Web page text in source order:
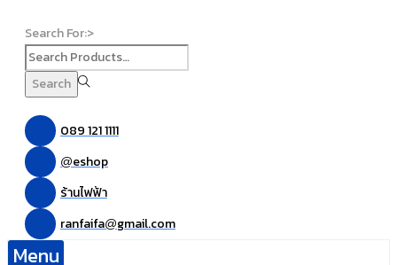
Search For:>
Search
089 121 1111
@eshop
ร้านไฟฟ้า
ranfaifa@gmail.com
Menu